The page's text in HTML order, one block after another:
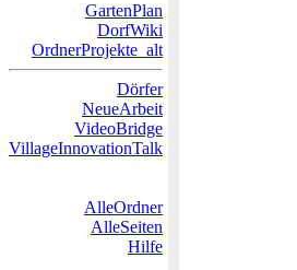
GartenPlan
DorfWiki
OrdnerProjekte_alt
Dörfer
NeueArbeit
VideoBridge
VillageInnovationTalk
AlleOrdner
AlleSeiten
Hilfe